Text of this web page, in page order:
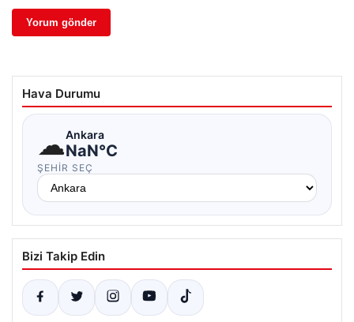
Hava Durumu
☁Ankara
NaN°C
ŞEHIR SEÇ
Bizi Takip Edin